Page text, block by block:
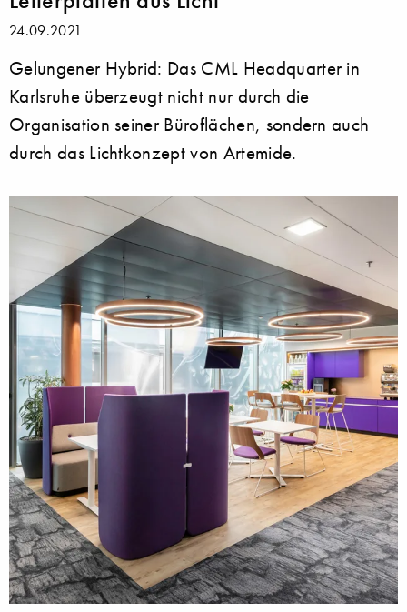
24.09.2021
Gelungener Hybrid: Das CML Headquarter in
Karlsruhe überzeugt nicht nur durch die
Organisation seiner Büroflächen, sondern auch
durch das Lichtkonzept von Artemide.